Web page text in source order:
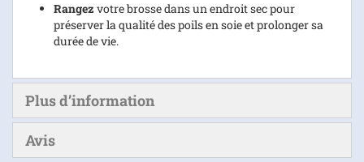
Rangez votre brosse dans un endroit sec pour
préserver la qualité des poils en soie et prolonger sa
durée de vie.
Plus d’information
Avis